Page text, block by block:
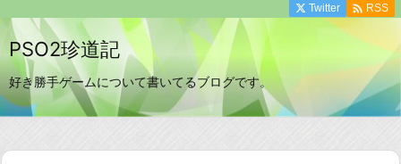
PSO2珍道記
好き勝手ゲームについて書いてるブログです。
Twitter  RSS